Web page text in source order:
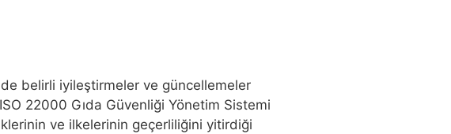
belirli iyileştirmeler ve güncellemeler
22000 Gıda Güvenliği Yönetim Sistemi
ve ilkelerinin geçerliliğini yitirdiği